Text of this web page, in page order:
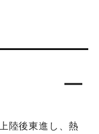
陸後東進し、熱